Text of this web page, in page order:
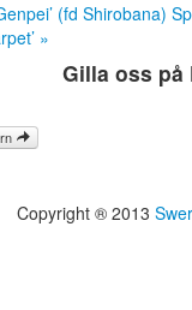
(fd Shirobana)
»
Gilla oss på
Copyright ® 2013